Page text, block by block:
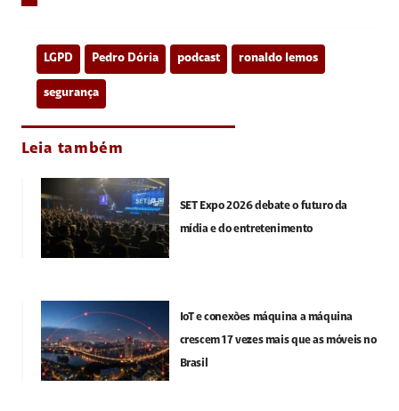
LGPD Pedro Dória podcast ronaldo lemos
segurança
Leia também
SET Expo 2026 debate o futuro da
mídia e do entretenimento
IoT e conexões máquina a máquina
crescem 17 vezes mais que as móveis no
Brasil